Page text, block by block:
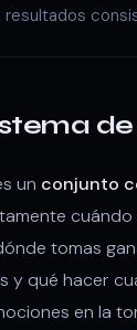
resultados
un conjunto
tomas
y qué hacer
en la